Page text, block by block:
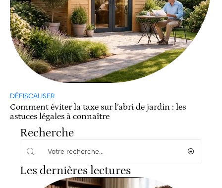
DÉFISCALISER
Comment éviter la taxe sur l’abri de jardin : les
astuces légales à connaître
Recherche
Les dernières lectures